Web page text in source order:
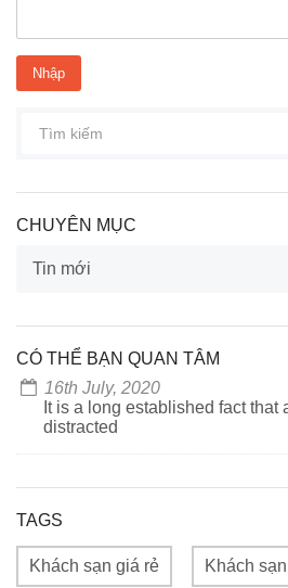
CHUYÊN MỤC
Tin mới
CÓ THỂ BẠN QUAN TÂM
16th July, 2020
It is a long established fact that
distracted
TAGS
Khách sạn giá rẻ Khách